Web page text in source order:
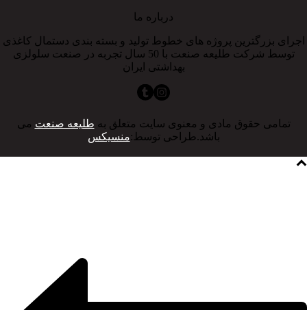
درباره ما
اجرای بزرگترین پروژه های خطوط تولید و بسته بندی دستمال کاغذی
توسط شرکت طلیعه صنعت با 50 سال تجربه در صنعت سلولزی
بهداشتی ایران
تمامی حقوق مادی و معنوی سایت متعلق به طلیعه صنعت می
باشد.طراحی توسط:منسیکس